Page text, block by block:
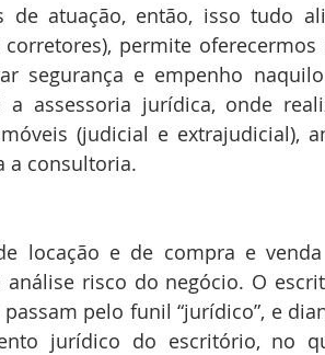
de atuação, então, isso tudo
permite oferecermos
segurança e empenho
assessoria jurídica, onde
(judicial e extrajudicial),
a consultoria.
locação e de compra e
risco do negócio. O
pelo funil “jurídico”, e
jurídico do escritório, no